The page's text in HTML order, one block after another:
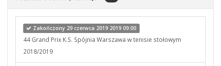
Zakończony 29 czerwca 2019 2019 09:00
44 Grand Prix K.S. Spójnia Warszawa w tenisie stołowym
2018/2019